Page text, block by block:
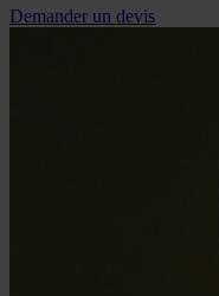
Demander un devis